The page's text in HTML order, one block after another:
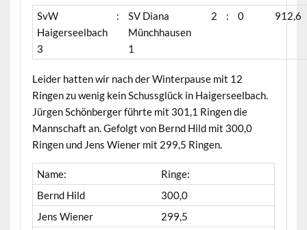
SvW
Haigerseelbach
3
:
SV Diana
Münchhausen
1
2 : 0 912,6
Leider hatten wir nach der Winterpause mit 12
Ringen zu wenig kein Schussglück in Haigerseelbach.
Jürgen Schönberger führte mit 301,1 Ringen die
Mannschaft an. Gefolgt von Bernd Hild mit 300,0
Ringen und Jens Wiener mit 299,5 Ringen.
Name:
Ringe:
Bernd Hild
300,0
Jens Wiener
299,5